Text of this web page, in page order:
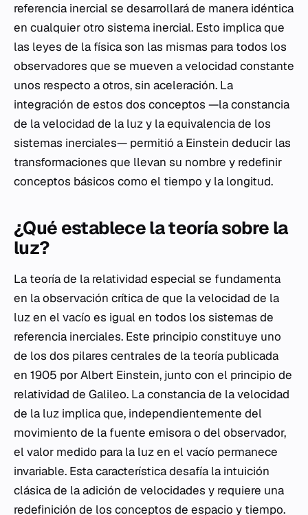
referencia inercial se desarrollará de manera idéntica
en cualquier otro sistema inercial. Esto implica que
las leyes de la física son las mismas para todos los
observadores que se mueven a velocidad constante
unos respecto a otros, sin aceleración. La
integración de estos dos conceptos —la constancia
de la velocidad de la luz y la equivalencia de los
sistemas inerciales— permitió a Einstein deducir las
transformaciones que llevan su nombre y redefinir
conceptos básicos como el tiempo y la longitud.
¿Qué establece la teoría sobre la
luz?
La teoría de la relatividad especial se fundamenta
en la observación crítica de que la velocidad de la
luz en el vacío es igual en todos los sistemas de
referencia inerciales. Este principio constituye uno
de los dos pilares centrales de la teoría publicada
en 1905 por Albert Einstein, junto con el principio de
relatividad de Galileo. La constancia de la velocidad
de la luz implica que, independientemente del
movimiento de la fuente emisora o del observador,
el valor medido para la luz en el vacío permanece
invariable. Esta característica desafía la intuición
clásica de la adición de velocidades y requiere una
redefinición de los conceptos de espacio y tiempo.